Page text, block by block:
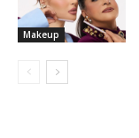
Makeup